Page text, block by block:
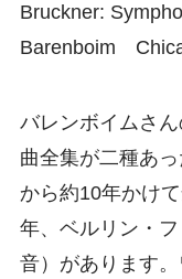
Bruckner:
Barenboim
バレンボイムさ
曲全集が二種あ
から約10年かけ
年、ベルリン・
音）があります